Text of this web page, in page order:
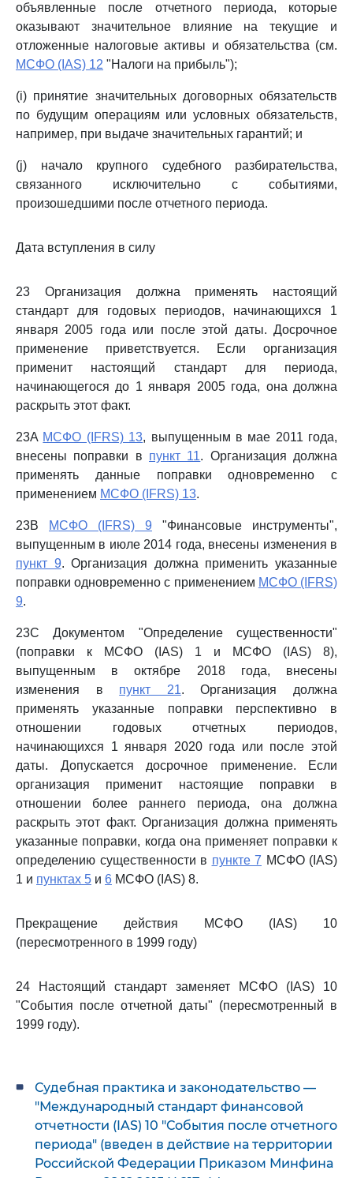
объявленные после отчетного периода, которые
оказывают значительное влияние на текущие и
отложенные налоговые активы и обязательства (см.
МСФО (IAS) 12 "Налоги на прибыль");
(i) принятие значительных договорных обязательств
по будущим операциям или условных обязательств,
например, при выдаче значительных гарантий; и
(j) начало крупного судебного разбирательства,
связанного исключительно с событиями,
произошедшими после отчетного периода.
Дата вступления в силу
23 Организация должна применять настоящий
стандарт для годовых периодов, начинающихся 1
января 2005 года или после этой даты. Досрочное
применение приветствуется. Если организация
применит настоящий стандарт для периода,
начинающегося до 1 января 2005 года, она должна
раскрыть этот факт.
23A МСФО (IFRS) 13, выпущенным в мае 2011 года,
внесены поправки в пункт 11. Организация должна
применять данные поправки одновременно с
применением МСФО (IFRS) 13.
23B МСФО (IFRS) 9 "Финансовые инструменты",
выпущенным в июле 2014 года, внесены изменения в
пункт 9. Организация должна применить указанные
поправки одновременно с применением МСФО (IFRS)
9.
23C Документом "Определение существенности"
(поправки к МСФО (IAS) 1 и МСФО (IAS) 8),
выпущенным в октябре 2018 года, внесены
изменения в пункт 21. Организация должна
применять указанные поправки перспективно в
отношении годовых отчетных периодов,
начинающихся 1 января 2020 года или после этой
даты. Допускается досрочное применение. Если
организация применит настоящие поправки в
отношении более раннего периода, она должна
раскрыть этот факт. Организация должна применять
указанные поправки, когда она применяет поправки к
определению существенности в пункте 7 МСФО (IAS)
1 и пунктах 5 и 6 МСФО (IAS) 8.
Прекращение действия МСФО (IAS) 10
(пересмотренного в 1999 году)
24 Настоящий стандарт заменяет МСФО (IAS) 10
"События после отчетной даты" (пересмотренный в
1999 году).
Судебная практика и законодательство —
"Международный стандарт финансовой
отчетности (IAS) 10 "События после отчетного
периода" (введен в действие на территории
Российской Федерации Приказом Минфина